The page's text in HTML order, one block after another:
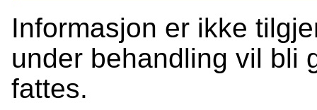
Informasjon er ikke
under behandling vil bli
fattes.